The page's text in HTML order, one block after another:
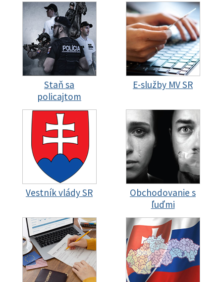
Staň sa
policajtom
E-služby MV SR
Vestník vlády SR
Obchodovanie s
ľuďmi